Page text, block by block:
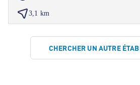
3,1 km
CHERCHER UN AUTRE